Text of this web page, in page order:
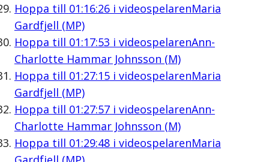
Hoppa till 01:16:26i videospelarenMaria
Gardfjell (MP)
Hoppa till 01:17:53 i videospelarenAnn-
Charlotte Hammar Johnsson (M)
Hoppa till 01:27:15i videospelarenMaria
Gardfjell (MP)
Hoppa till 01:27:57i videospelarenAnn-
Charlotte Hammar Johnsson (M)
Hoppa till 01:29:48i videospelarenMaria